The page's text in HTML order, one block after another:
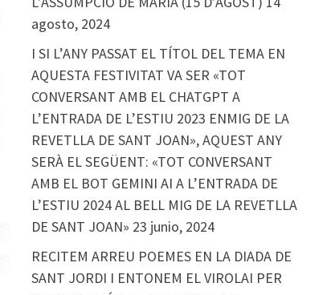
agosto, 2024
I SI L’ANY PASSAT EL TÍTOL DEL TEMA EN
AQUESTA FESTIVITAT VA SER «TOT
CONVERSANT AMB EL CHATGPT A
L’ENTRADA DE L’ESTIU 2023 ENMIG DE LA
REVETLLA DE SANT JOAN», AQUEST ANY
SERÀ EL SEGÜENT: «TOT CONVERSANT
AMB EL BOT GEMINI AI A L’ENTRADA DE
L’ESTIU 2024 AL BELL MIG DE LA REVETLLA
DE SANT JOAN» 23 junio, 2024
RECITEM ARREU POEMES EN LA DIADA DE
SANT JORDI I ENTONEM EL VIROLAI PER